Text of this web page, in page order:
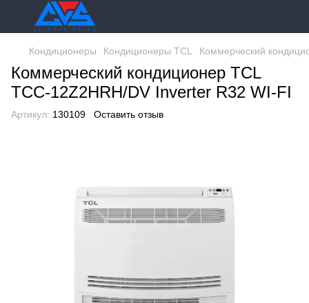
Кондиционеры Кондиционеры TCL Коммерческий
Коммерческий кондиционер TCL
TCC-12Z2HRH/DV Inverter R32 WI-FI
Артикул: 130109 Оставить отзыв